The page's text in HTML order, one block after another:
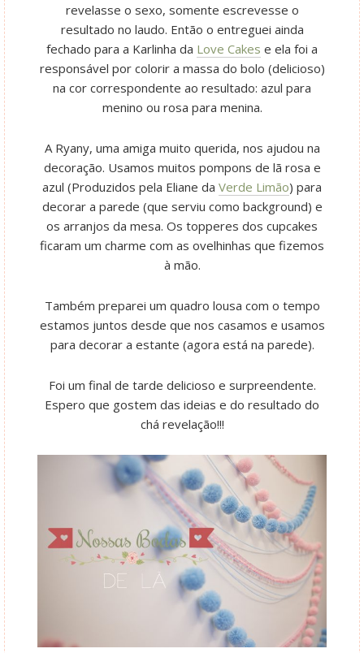
revelasse o sexo, somente escrevesse o
resultado no laudo. Então o entreguei ainda
fechado para a Karlinha da Love Cakes e ela foi a
responsável por colorir a massa do bolo (delicioso)
na cor correspondente ao resultado: azul para
menino ou rosa para menina.
A Ryany, uma amiga muito querida, nos ajudou na
decoração. Usamos muitos pompons de lã rosa e
azul (Produzidos pela Eliane da Verde Limão) para
decorar a parede (que serviu como background) e
os arranjos da mesa. Os topperes dos cupcakes
ficaram um charme com as ovelhinhas que fizemos
à mão.
Também preparei um quadro lousa com o tempo
estamos juntos desde que nos casamos e usamos
para decorar a estante (agora está na parede).
Foi um final de tarde delicioso e surpreendente.
Espero que gostem das ideias e do resultado do
chá revelação!!!